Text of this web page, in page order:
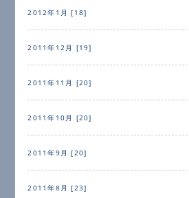
2012年1月 [18]
2011年12月 [19]
2011年11月 [20]
2011年10月 [20]
2011年9月 [20]
2011年8月 [23]